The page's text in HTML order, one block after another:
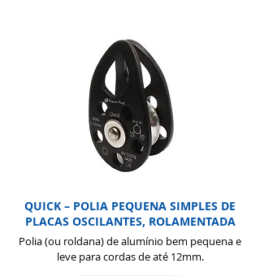
QUICK – POLIA PEQUENA SIMPLES DE
PLACAS OSCILANTES, ROLAMENTADA
Polia (ou roldana) de alumínio bem pequena e
leve para cordas de até 12mm.